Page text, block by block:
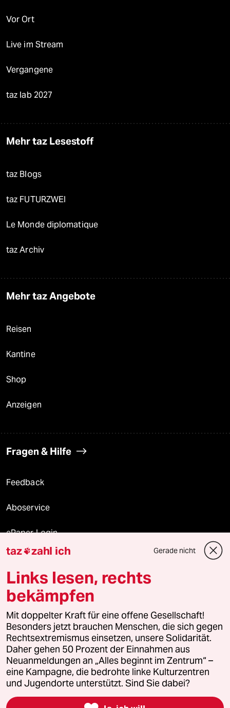
Vor Ort
Live im Stream
Vergangene
taz lab 2027
Mehr taz Lesestoff
taz Blogs
taz FUTURZWEI
Le Monde diplomatique
taz Archiv
Mehr taz Angebote
Reisen
Kantine
Shop
Anzeigen
Fragen & Hilfe
Feedback
Aboservice
ePaper Login
Downloads für Abonnierende
© 2026 taz Verlags und Vertriebs GmbH
Alle Rechte vorbehalten. Bei rechtlichen Fragen oder für Genehmigungen
wenden Sie sich bitte an lizenzen@taz.de
Feedback Redaktionsstatut Kommune-Richtlinien
Leitlinie Informant Datenschutz Impressum AGB
Seitenwende Einwilligungen widerrufen (Ads)
taz zahl ich Gerade nicht
Links lesen, rechts
bekämpfen
Mit doppelter Kraft für eine offene Gesellschaft!
Besonders jetzt brauchen Menschen, die sich gegen
Rechtsextremismus einsetzen, unsere Solidarität.
Daher gehen 50 Prozent der Einnahmen aus
Neuanmeldungen an „Alles beginnt im Zentrum“ –
eine Kampagne, die bedrohte linke Kulturzentren
und Jugendorte unterstützt. Sind Sie dabei?